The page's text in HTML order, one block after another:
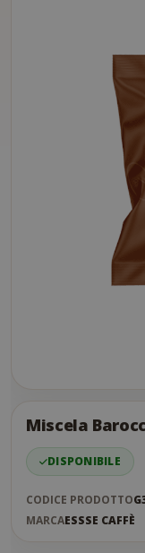
the
the
images
Miscela
DISPONIBILE
CODICE PRODOTTO
MARCAESSSE CAFFÈ